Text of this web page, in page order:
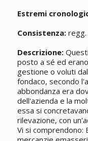
Estremi
Consistenza:regg.
Descrizione:
posto a sé ed
gestione o voluti
fondaco, secondo
abbondanza era
dell'azienda e la
essa si
rilevazione, con
Vi si